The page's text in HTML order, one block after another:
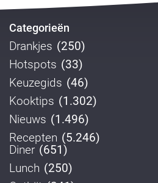
Categorieën
Drankjes (250)
Hotspots (33)
Keuzegids (46)
Kooktips (1.302)
Nieuws (1.496)
Recepten (5.246)
Diner (651)
Lunch (250)